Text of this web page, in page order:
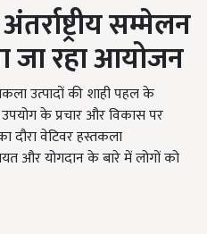
सम्मेलन
जा रहा आयोजन
उत्पादों की शाही पहल के
के प्रचार और विकास पर
दौरावेटिवर हस्तकला
और योगदान के बारे में लोगों को